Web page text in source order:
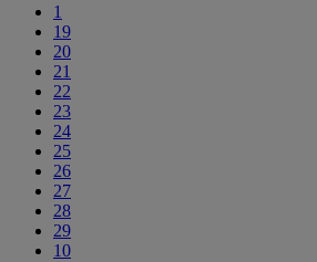
1
19
20
21
22
23
24
25
26
27
28
29
10